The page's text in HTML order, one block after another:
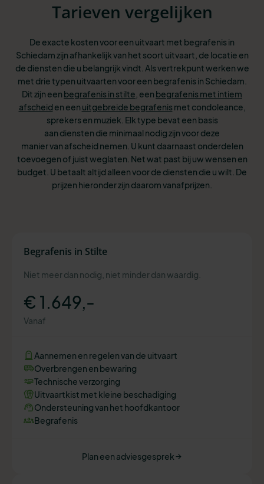
Tarieven vergelijken
De exacte kosten voor een uitvaart met begrafenis in
Schiedam zijn afhankelijk van het soort uitvaart, de locatie en
de diensten die u belangrijk vindt. Als vertrekpunt werken we
met drie typen uitvaarten voor een begrafenis in Schiedam.
Ditzijn een begrafenis in stilte , een begrafenis met intiem
afscheid en een uitgebreide begrafenismet condoleance,
sprekers en muziek. Elk type bevat een basis
aan diensten die minimaal nodig zijn voor deze
manier van afscheid nemen. U kunt daarnaast onderdelen
toevoegen of juist weglaten. Net wat past bij uw wensen en
budget. U betaalt altijd alleen voor de diensten die u wilt. De
prijzen hieronder zijn daarom vanafprijzen.
Begrafenis in Stilte
Niet meer dan nodig, niet minder dan waardig.
€ 1.649,-
Vanaf
Aannemen en regelen van de uitvaart
Overbrengen en bewaring
Technische verzorging
Uitvaartkist met kleine beschadiging
Ondersteuning van het hoofdkantoor
Begrafenis
Plan een adviesgesprek